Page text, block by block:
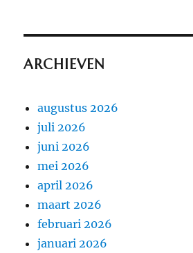
ARCHIEVEN
augustus 2026
juli 2026
juni 2026
mei 2026
april 2026
maart 2026
februari 2026
januari 2026